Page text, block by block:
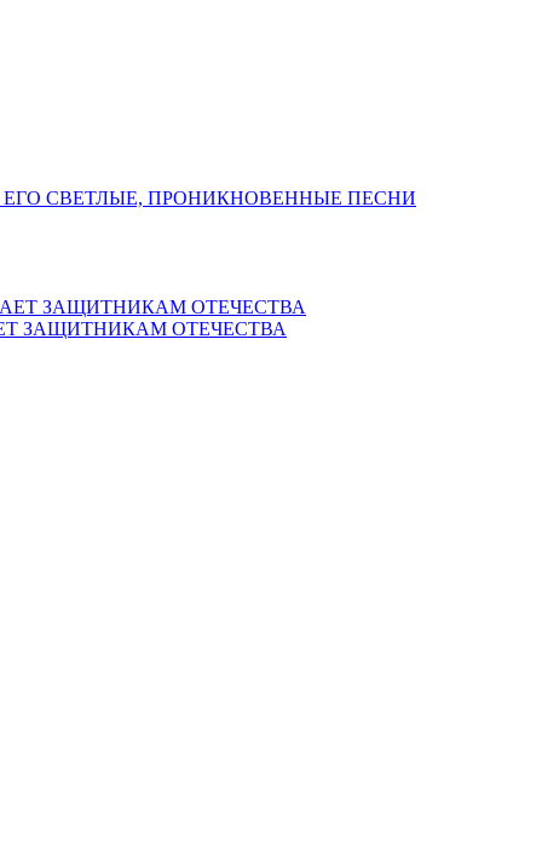
СВЕТЛЫЕ, ПРОНИКНОВЕННЫЕ ПЕСНИ
ЗАЩИТНИКАМ ОТЕЧЕСТВА